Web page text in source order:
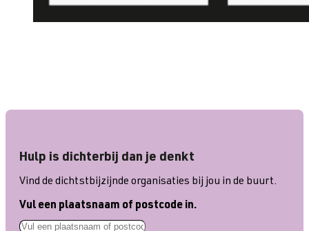
Hulp is dichterbij dan je denkt
Vind de dichtstbijzijnde organisaties bij jou in de buurt.
Vul een plaatsnaam of postcode in.